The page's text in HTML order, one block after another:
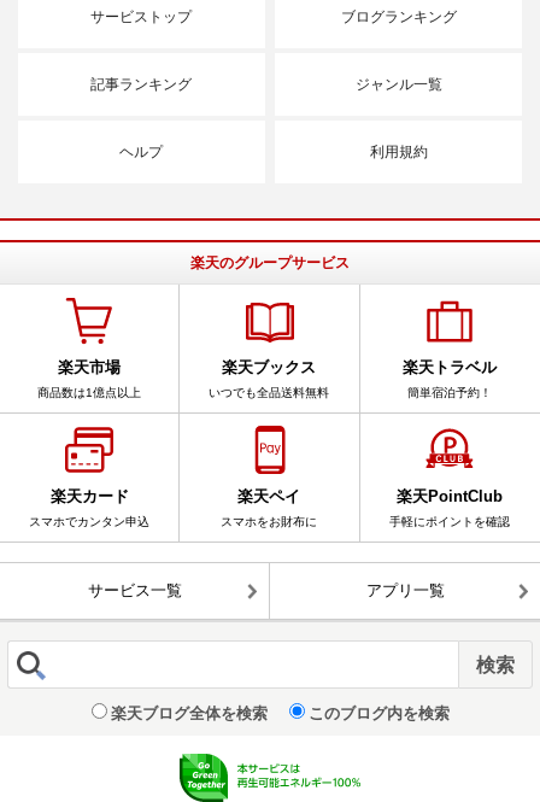
サービストップ ブログランキング
記事ランキング ジャンル一覧
ヘルプ 利用規約
楽天のグループサービス
楽天市場
商品数は1億点以上
楽天ブックス
いつでも全品送料無料
楽天トラベル
簡単宿泊予約！
楽天カード
スマホでカンタン申込
楽天ペイ
スマホをお財布に
楽天PointClub
手軽にポイントを確認
サービス一覧 アプリ一覧
楽天ブログ全体を検索 このブログ内を検索